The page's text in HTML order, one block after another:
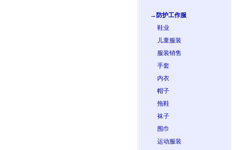
→防护工作服
鞋业
儿童服装
服装销售
手套
内衣
帽子
拖鞋
袜子
围巾
运动服装